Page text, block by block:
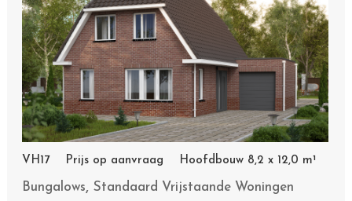
VH17 Prijs op aanvraag Hoofdbouw 8,2 x 12,0 m¹
Bungalows,Standaard Vrijstaande Woningen